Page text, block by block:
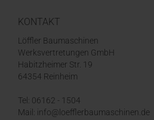
KONTAKT
Löffler Baumaschinen
Werksvertretungen GmbH
Habitzheimer Str. 19
64354 Reinheim
Tel: 06162 - 1504
Mail: info@loefflerbaumaschinen.de